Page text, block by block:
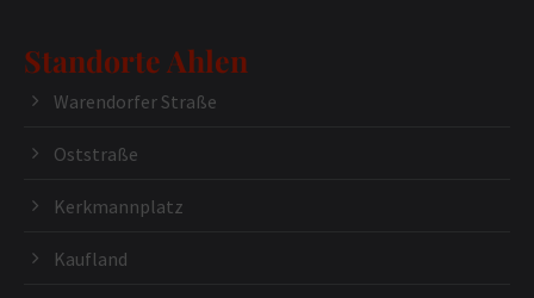
Standorte Ahlen
Warendorfer Straße
Oststraße
Kerkmannplatz
Kaufland